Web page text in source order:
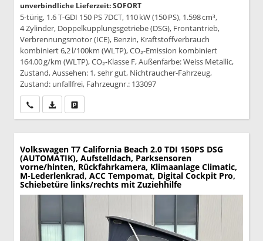
unverbindliche Lieferzeit: SOFORT
5-türig, 1.6 T-GDI 150 PS 7DCT, 110 kW (150 PS), 1.598 cm³,
4 Zylinder, Doppelkupplungsgetriebe (DSG), Frontantrieb,
Verbrennungsmotor (ICE), Benzin, Kraftstoffverbrauch
kombiniert 6,2 l/100km (WLTP), CO₂-Emission kombiniert
164.00 g/km (WLTP), CO₂-Klasse F, Außenfarbe: Weiss Metallic,
Zustand, Aussehen: 1, sehr gut, Nichtraucher-Fahrzeug,
Zustand: unfallfrei, Fahrzeugnr.: 133097
Wir rufen Sie anPDF-Datei, Fahrzeugexposé drucken
Volkswagen T7 California Beach 2.0 TDI 150PS DSG
(AUTOMATIK), Aufstelldach, Parksensoren
vorne/hinten, Rückfahrkamera, Klimaanlage Climatic,
M-Lederlenkrad, ACC Tempomat, Digital Cockpit Pro,
Schiebetüre links/rechts mit Zuziehhilfe